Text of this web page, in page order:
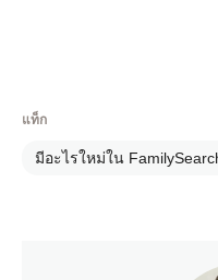
แท็ก
มีอะไรใหม่ใน